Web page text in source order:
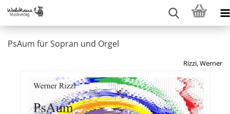
PsAum für Sopran und Orgel
Rizzi, Werner